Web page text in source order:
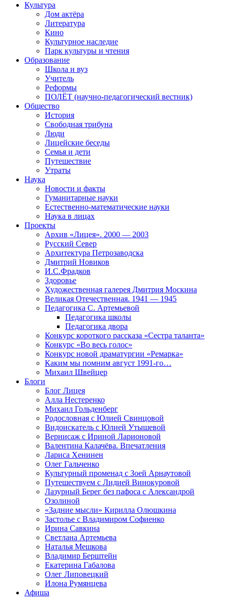
Культура
Дом актёра
Литература
Кино
Культурное наследие
Парк культуры и чтения
Образование
Школа и вуз
Учитель
Реформы
ПОЛЁТ (научно-педагогический вестник)
Общество
История
Свободная трибуна
Люди
Лицейские беседы
Семья и дети
Путешествие
Утраты
Наука
Новости и факты
Гуманитарные науки
Естественно-математические науки
Наука в лицах
Проекты
Архив «Лицея». 2000 — 2003
Русский Север
Архитектура Петрозаводска
Дмитрий Новиков
И.С.Фрадков
Здоровье
Художественная галерея Дмитрия Москина
Великая Отечественная. 1941 — 1945
Педагогика С. Артемьевой
Педагогика школы
Педагогика двора
Конкурс короткого рассказа «Сестра таланта»
Конкурс «Во весь голос»
Конкурс новой драматургии «Ремарка»
Каким мы помним август 1991-го…
Михаил Швейцер
Блоги
Блог Лицея
Алла Нестеренко
Михаил Гольденберг
Родословная с Юлией Свинцовой
Видоискатель с Юлией Утышевой
Вернисаж с Ириной Ларионовой
Валентина Калачёва. Впечатления
Лариса Хенинен
Олег Гальченко
Культурный променад с Зоей Арнаутовой
Путешествуем с Лидией Винокуровой
Лазурный Берег без пафоса с Александрой
Озолиной
«Задние мысли» Кирилла Олюшкина
Застолье с Владимиром Софиенко
Ирина Савкина
Светлана Артемьева
Наталья Мешкова
Владимир Берштейн
Екатерина Габалова
Олег Липовецкий
Илона Румянцева
Афиша